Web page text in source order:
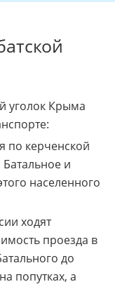
уголок Крыма
керченской
и
населенного
ходят
проезда в
до